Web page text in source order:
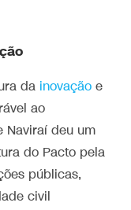
da inovação e
ao
Naviraí deu um
do Pacto pela
públicas,
civil